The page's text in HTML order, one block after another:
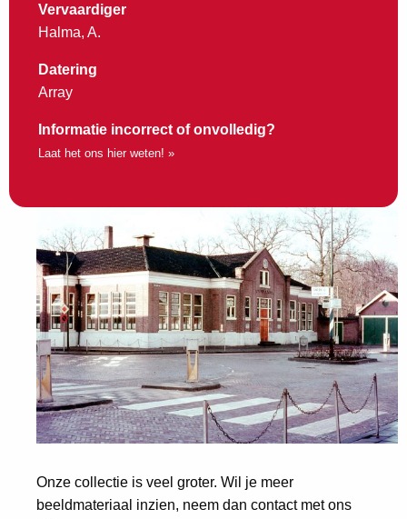
Vervaardiger
Halma, A.
Datering
Array
Informatie incorrect of onvolledig?
Laat het ons hier weten! »
Onze collectie is veel groter. Wil je meer
beeldmateriaal inzien, neem dan contact met ons